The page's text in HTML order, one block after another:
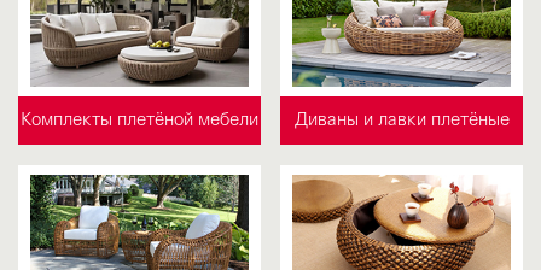
Комплекты плетёной мебели Диваны и лавки плетёные